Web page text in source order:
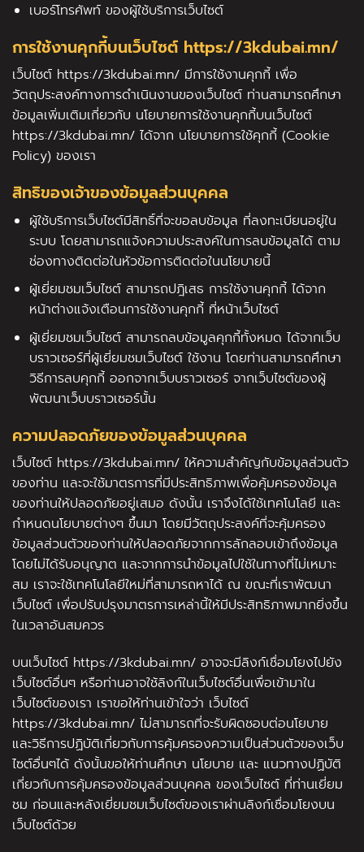
เบอร์โทรศัพท์ ของผู้ใช้บริการเว็บไซต์
การใช้งานคุกกี้บนเว็บไซต์ https://3kdubai.mn/
เว็บไซต์ https://3kdubai.mn/ มีการใช้งานคุกกี้ เพื่อ
วัตถุประสงค์ทางการดำเนินงานของเว็บไซต์ ท่านสามารถศึกษา
ข้อมูลเพิ่มเติมเกี่ยวกับ นโยบายการใช้งานคุกกี้บนเว็บไซต์
https://3kdubai.mn/ ได้จาก นโยบายการใช้คุกกี้ (Cookie
Policy) ของเรา
สิทธิของเจ้าของข้อมูลส่วนบุคคล
ผู้ใช้บริการเว็บไซต์มีสิทธิ์ที่จะขอลบข้อมูล ที่ลงทะเบียนอยู่ใน
ระบบ โดยสามารถแจ้งความประสงค์ในการลบข้อมูลได้ ตาม
ช่องทางติดต่อในหัวข้อการติดต่อในนโยบายนี้
ผู้เยี่ยมชมเว็บไซต์ สามารถปฎิเสธ การใช้งานคุกกี้ ได้จาก
หน้าต่างแจ้งเตือนการใช้งานคุกกี้ ที่หน้าเว็บไซต์
ผู้เยี่ยมชมเว็บไซต์ สามารถลบข้อมูลคุกกี้ทั้งหมด ได้จากเว็บ
บราวเซอร์ที่ผู้เยี่ยมชมเว็บไซต์ ใช้งาน โดยท่านสามารถศึกษา
วิธีการลบคุกกี้ ออกจากเว็บบราวเซอร์ จากเว็บไซต์ของผู้
พัฒนาเว็บบราวเซอร์นั้น
ความปลอดภัยของข้อมูลส่วนบุคคล
เว็บไซต์ https://3kdubai.mn/ ให้ความสำคัญกับข้อมูลส่วนตัว
ของท่าน และจะใช้มาตรการที่มีประสิทธิภาพเพื่อคุ้มครองข้อมูล
ของท่านให้ปลอดภัยอยู่เสมอ ดังนั้น เราจึงได้ใช้เทคโนโลยี และ
กำหนดนโยบายต่างๆ ขึ้นมา โดยมีวัตถุประสงค์ที่จะคุ้มครอง
ข้อมูลส่วนตัวของท่านให้ปลอดภัยจากการลักลอบเข้าถึงข้อมูล
โดยไม่ได้รับอนุญาต และจากการนำข้อมูลไปใช้ในทางที่ไม่เหมาะ
สม เราจะใช้เทคโนโลยีใหม่ที่สามารถหาได้ ณ ขณะที่เราพัฒนา
เว็บไซต์ เพื่อปรับปรุงมาตรการเหล่านี้ให้มีประสิทธิภาพมากยิ่งขึ้น
ในเวลาอันสมควร
บนเว็บไซต์ https://3kdubai.mn/ อาจจะมีลิงก์เชื่อมโยงไปยัง
เว็บไซต์อื่นๆ หรือท่านอาจใช้ลิงก์ในเว็บไซต์อื่นเพื่อเข้ามาใน
เว็บไซต์ของเรา เราขอให้ท่านเข้าใจว่า เว็บไซต์
https://3kdubai.mn/ ไม่สามารถที่จะรับผิดชอบต่อนโยบาย
และวิธีการปฏิบัติเกี่ยวกับการคุ้มครองความเป็นส่วนตัวของเว็บ
ไซต์อื่นๆได้ ดังนั้นขอให้ท่านศึกษา นโยบาย และ แนวทางปฏิบัติ
เกี่ยวกับการคุ้มครองข้อมูลส่วนบุคคล ของเว็บไซต์ ที่ท่านเยี่ยม
ชม ก่อนและหลังเยี่ยมชมเว็บไซต์ของเราผ่านลิงก์เชื่อมโยงบน
เว็บไซต์ด้วย